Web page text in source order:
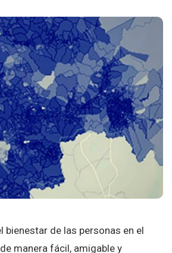
bienestar de las personas en el
manera fácil, amigable y